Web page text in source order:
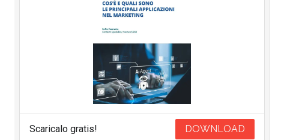
Scaricalo gratis! DOWNLOAD